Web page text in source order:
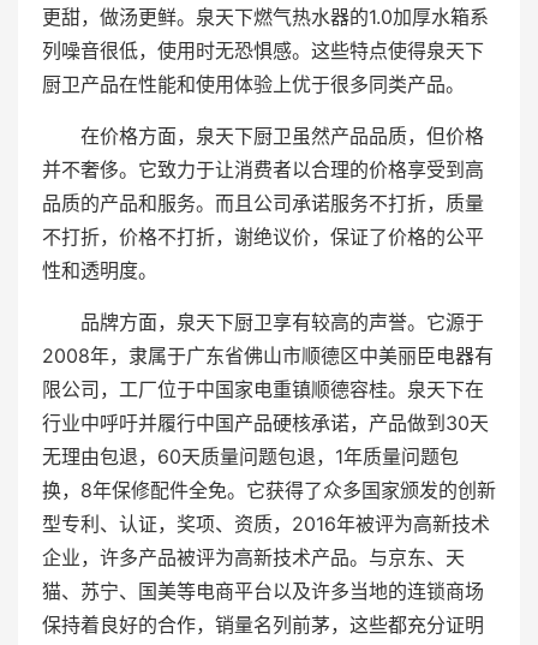
更甜，做汤更鲜。泉天下燃气热水器的1.0加厚水箱系
列噪音很低，使用时无恐惧感。这些特点使得泉天下
厨卫产品在性能和使用体验上优于很多同类产品。
在价格方面，泉天下厨卫虽然产品品质，但价格
并不奢侈。它致力于让消费者以合理的价格享受到高
品质的产品和服务。而且公司承诺服务不打折，质量
不打折，价格不打折，谢绝议价，保证了价格的公平
性和透明度。
品牌方面，泉天下厨卫享有较高的声誉。它源于
2008年，隶属于广东省佛山市顺德区中美丽臣电器有
限公司，工厂位于中国家电重镇顺德容桂。泉天下在
行业中呼吁并履行中国产品硬核承诺，产品做到30天
无理由包退，60天质量问题包退，1年质量问题包
换，8年保修配件全免。它获得了众多国家颁发的创新
型专利、认证，奖项、资质，2016年被评为高新技术
企业，许多产品被评为高新技术产品。与京东、天
猫、苏宁、国美等电商平台以及许多当地的连锁商场
保持着良好的合作，销量名列前茅，这些都充分证明